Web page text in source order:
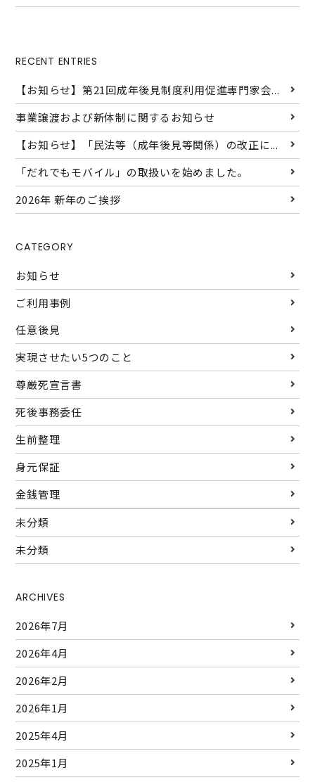
RECENT ENTRIES
【お知らせ】第21回成年後見制度利用促進専門家会...
事業譲渡および新体制に関するお知らせ
【お知らせ】「民法等（成年後見等関係）の改正に...
「だれでもモバイル」の取扱いを始めました。
2026年 新年のご挨拶
CATEGORY
お知らせ
ご利用事例
任意後見
実現させたい5つのこと
尊厳死宣言書
死後事務委任
生前整理
身元保証
金銭管理
未分類
未分類
ARCHIVES
2026年7月
2026年4月
2026年2月
2026年1月
2025年4月
2025年1月